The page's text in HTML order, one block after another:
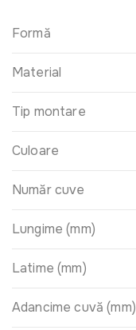
Formă
Material
Tip montare
Culoare
Număr cuve
Lungime (mm)
Latime (mm)
Adancime cuvă (mm)